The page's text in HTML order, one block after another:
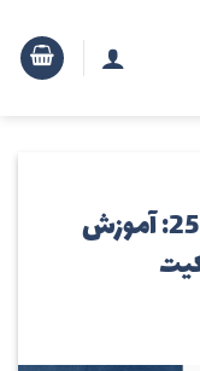
دوره رایگان فرانسوی – جلسه 25: آموزش